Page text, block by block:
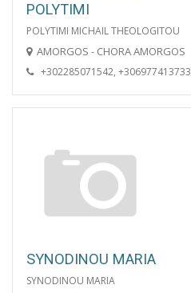
POLYTIMI
POLYTIMI MICHAIL THEOLOGITOU
AMORGOS - CHORA AMORGOS
+302285071542, +306977413733
SYNODINOU MARIA
SYNODINOU MARIA